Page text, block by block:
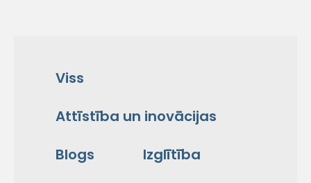
Viss
Attīstība un inovācijas
Blogs Izglītība